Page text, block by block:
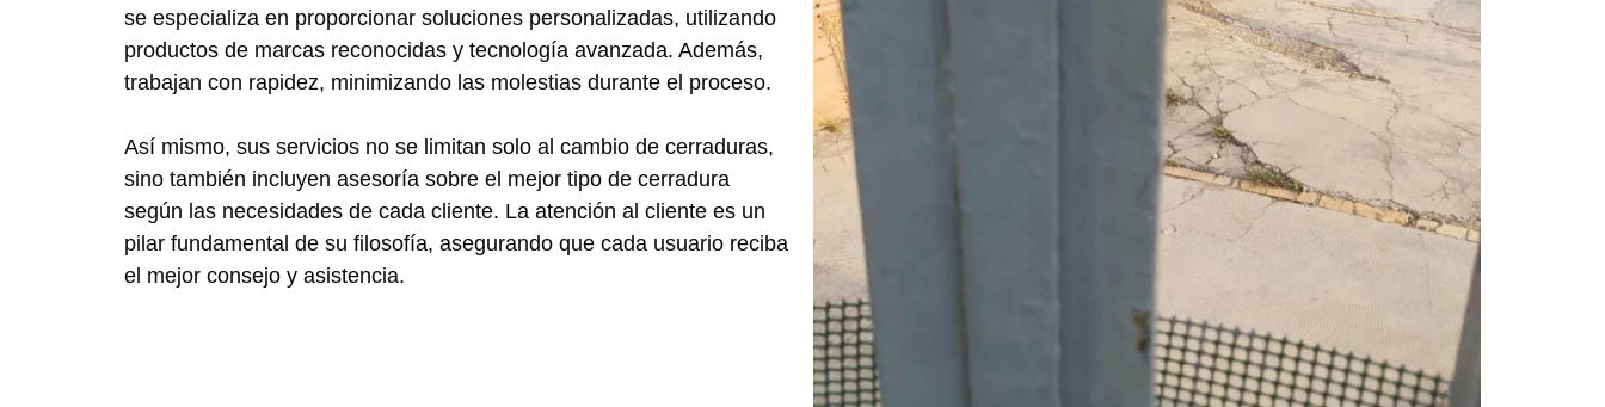
se especializa en proporcionar soluciones personalizadas, utilizando
productos de marcas reconocidas y tecnología avanzada. Además,
trabajan con rapidez, minimizando las molestias durante el proceso.
Así mismo, sus servicios no se limitan solo al cambio de cerraduras,
sino también incluyen asesoría sobre el mejor tipo de cerradura
según las necesidades de cada cliente. La atención al cliente es un
pilar fundamental de su filosofía, asegurando que cada usuario reciba
el mejor consejo y asistencia.